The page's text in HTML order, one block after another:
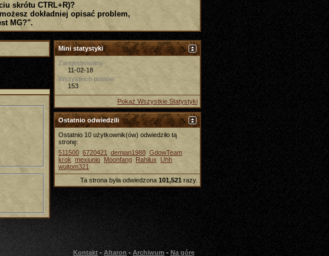
skrótu CTRL+R)?
dokładniej opisać problem,
MG?".
Mini statystyki
Zarejestrowany
11-02-18
Wszystkich postów
153
Pokaż Wszystkie Statystyki
Ostatnio odwiedzili
Ostatnio 10 użytkownik(ów) odwiedziło tą
stronę:
511500 6720421 demian1988 GdowTeam
krok mexiunio Moonfang Rahilux Uhh
wujtom321
Ta strona była odwiedzona 101,521 razy.
Kontakt - Altaron - Archiwum - Na górę